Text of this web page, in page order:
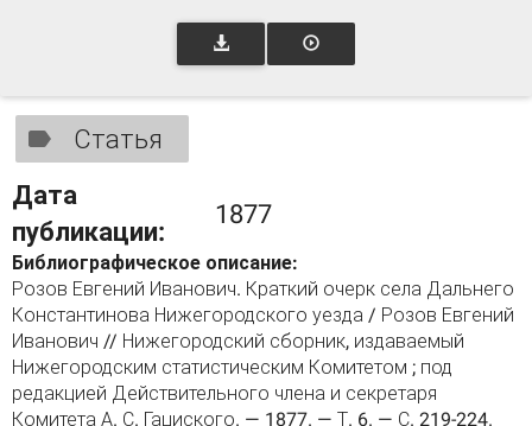
Статья
Дата
публикации:
1877
Библиографическое описание:
Розов Евгений Иванович. Краткий очерк села Дальнего
Константинова Нижегородского уезда / Розов Евгений
Иванович // Нижегородский сборник, издаваемый
Нижегородским статистическим Комитетом ; под
редакцией Действительного члена и секретаря
Комитета А. С. Гациского. — 1877. — Т. 6. — С. 219-224.